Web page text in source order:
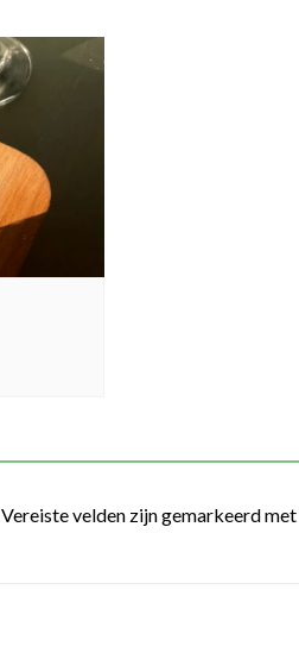
Vereiste velden zijn gemarkeerd met